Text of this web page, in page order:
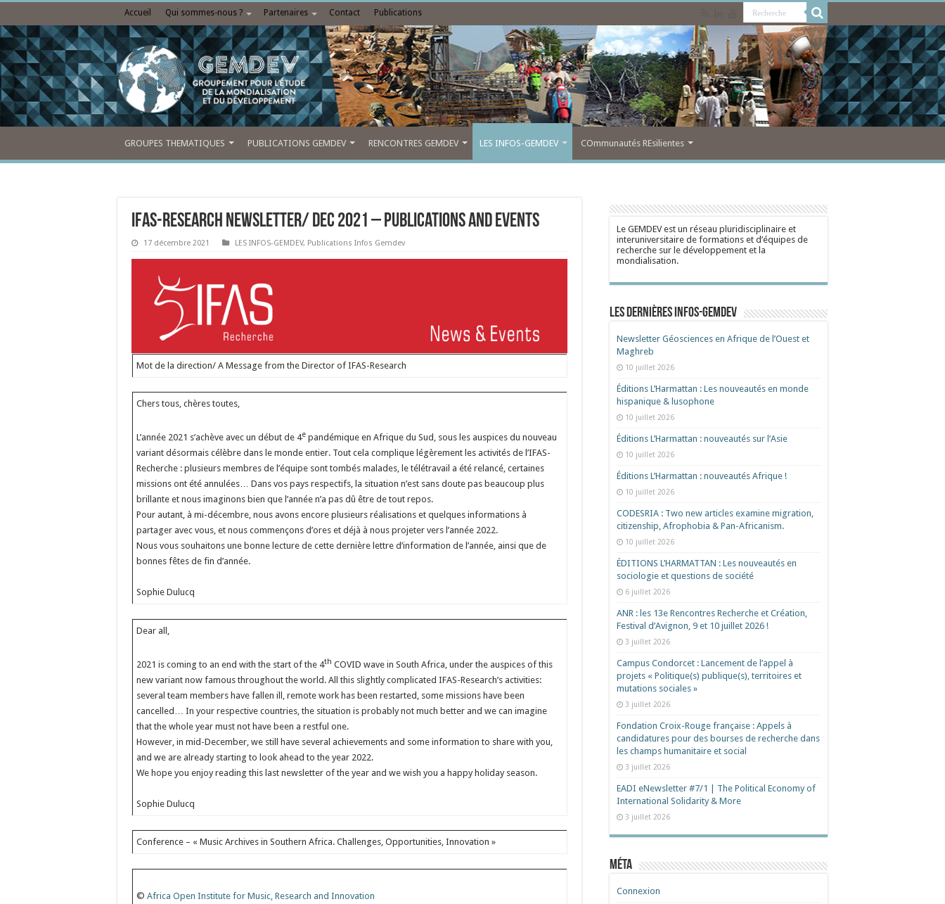
Accueil Qui sommes-nous ? Partenaires Contact Publications
GROUPES THEMATIQUES PUBLICATIONS GEMDEV RENCONTRES GEMDEV LES INFOS-GEMDEV COmmunautés REsilientes
IFAS-Research Newsletter/ Dec 2021 – Publications and Events
17 décembre 2021 LES INFOS-GEMDEV, Publications Infos Gemdev
Mot de la direction/ A Message from the Director of IFAS-Research
Chers tous, chères toutes,
L’année 2021 s’achève avec un début de 4e pandémique en Afrique du Sud, sous les auspices du nouveau
variant désormais célèbre dans le monde entier. Tout cela complique légèrement les activités de l’IFAS-
Recherche : plusieurs membres de l’équipe sont tombés malades, le télétravail a été relancé, certaines
missions ont été annulées… Dans vos pays respectifs, la situation n’est sans doute pas beaucoup plus
brillante et nous imaginons bien que l’année n’a pas dû être de tout repos.
Pour autant, à mi-décembre, nous avons encore plusieurs réalisations et quelques informations à
partager avec vous, et nous commençons d’ores et déjà à nous projeter vers l’année 2022.
Nous vous souhaitons une bonne lecture de cette dernière lettre d’information de l’année, ainsi que de
bonnes fêtes de fin d’année.
Sophie Dulucq
Dear all,
2021 is coming to an end with the start of the 4th COVID wave in South Africa, under the auspices of this
new variant now famous throughout the world. All this slightly complicated IFAS-Research’s activities:
several team members have fallen ill, remote work has been restarted, some missions have been
cancelled… In your respective countries, the situation is probably not much better and we can imagine
that the whole year must not have been a restful one.
However, in mid-December, we still have several achievements and some information to share with you,
and we are already starting to look ahead to the year 2022.
We hope you enjoy reading this last newsletter of the year and we wish you a happy holiday season.
Sophie Dulucq
Conference – « Music Archives in Southern Africa. Challenges, Opportunities, Innovation »
©Africa Open Institute for Music, Research and Innovation
Le GEMDEV est un réseau pluridisciplinaire et
interuniversitaire de formations et d’équipes de
recherche sur le développement et la
mondialisation.
Les dernières Infos-Gemdev
Newsletter Géosciences en Afrique de l’Ouest et
Maghreb
10 juillet 2026
Éditions L’Harmattan : Les nouveautés en monde
hispanique & lusophone
10 juillet 2026
Éditions L’Harmattan : nouveautés sur l’Asie
10 juillet 2026
Éditions L’Harmattan : nouveautés Afrique !​
10 juillet 2026
CODESRIA : Two new articles examine migration,
citizenship, Afrophobia & Pan-Africanism.
10 juillet 2026
ÉDITIONS L’HARMATTAN : Les nouveautés en
sociologie et questions de société
6 juillet 2026
ANR : les 13e Rencontres Recherche et Création,
Festival d’Avignon, 9 et 10 juillet 2026 !
3 juillet 2026
Campus Condorcet : Lancement de l’appel à
projets « Politique(s) publique(s), territoires et
mutations sociales »
3 juillet 2026
Fondation Croix-Rouge française : Appels à
candidatures pour des bourses de recherche dans
les champs humanitaire et social
3 juillet 2026
EADI eNewsletter #7/1 | The Political Economy of
International Solidarity & More
3 juillet 2026
Méta
Connexion